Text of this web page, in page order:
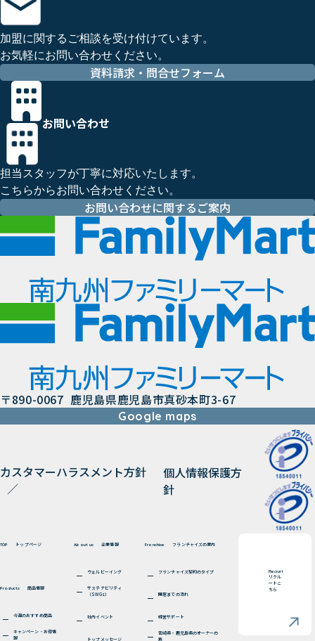
加盟に関するご相談を受け付けています。
お気軽にお問い合わせください。
資料請求・問合せフォーム
お問い合わせ
担当スタッフが丁寧に対応いたします。
こちらからお問い合わせください。
お問い合わせに関するご案内
〒890-0067 鹿児島県鹿児島市真砂本町3-67
Google maps
カスタマーハラスメント方針
個人情報保護方
針
TOP トップページ
Products 商品情報
今週のおすすめ商品
キャンペーン・お得情
報
About us 企業情報
ウェルビーイング
サステナビリティ
（SWGs）
社内イベント
トップメッセージ
Franchise フランチャイズの案内
フランチャイズ契約のタイプ
開店までの流れ
経営サポート
宮崎県・鹿児島県のオーナーの
声
Recruit
リクル
ートこ
ちら